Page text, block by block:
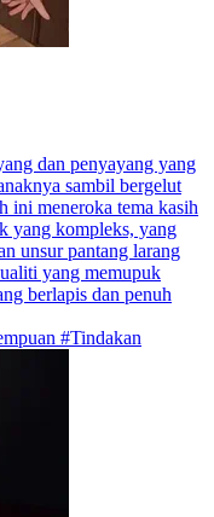
dan penyayang yang
sambil bergelut
ini meneroka tema kasih
yang kompleks, yang
unsur pantang larang
yang memupuk
berlapis dan penuh
#Tindakan